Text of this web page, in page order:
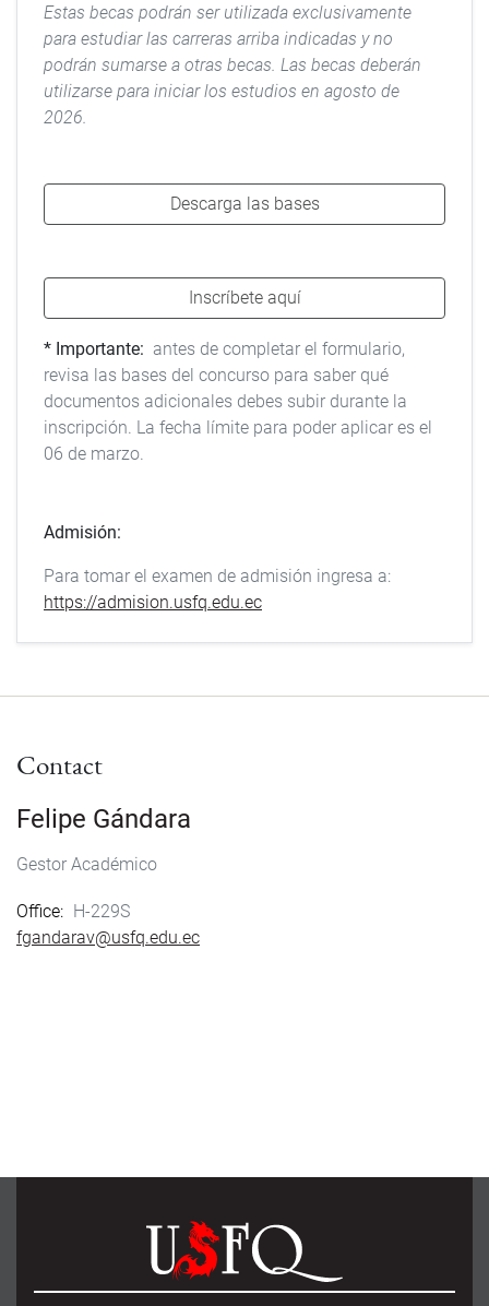
Estas becas podrán ser utilizada exclusivamente
para estudiar las carreras arriba indicadas y no
podrán sumarse a otras becas. Las becas deberán
utilizarse para iniciar los estudios en agosto de
2026.
Descarga las bases
Inscríbete aquí
* Importante: antes de completar el formulario,
revisa las bases del concurso para saber qué
documentos adicionales debes subir durante la
inscripción. La fecha límite para poder aplicar es el
06 de marzo.
Admisión:
Para tomar el examen de admisión ingresa a:
https://admision.usfq.edu.ec
Contact
Felipe Gándara
Gestor Académico
Office
H-229S
fgandarav@usfq.edu.ec